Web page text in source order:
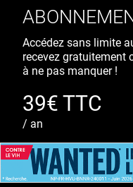
Accédez sans limite
recevez gratuitement
à ne pas manquer !
39€ TTC
/ an
S'ABONNER